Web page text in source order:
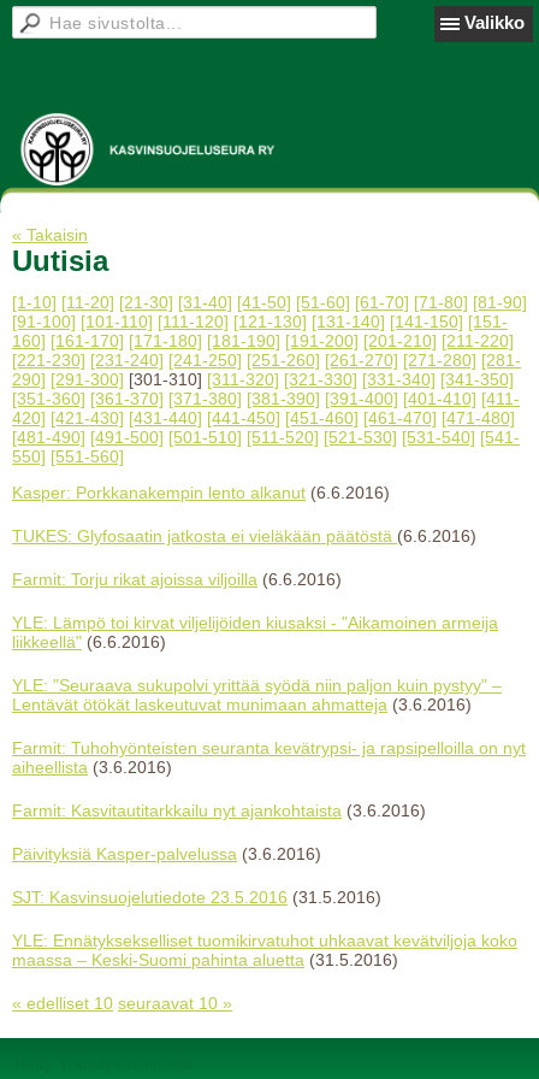
Valikko
« Takaisin
Uutisia
[1-10] [11-20] [21-30] [31-40] [41-50] [51-60] [61-70] [71-80] [81-90]
[91-100] [101-110] [111-120] [121-130] [131-140] [141-150] [151-
160] [161-170] [171-180] [181-190] [191-200] [201-210] [211-220]
[221-230] [231-240] [241-250] [251-260] [261-270] [271-280] [281-
290] [291-300] [301-310] [311-320] [321-330] [331-340] [341-350]
[351-360] [361-370] [371-380] [381-390] [391-400] [401-410] [411-
420] [421-430] [431-440] [441-450] [451-460] [461-470] [471-480]
[481-490] [491-500] [501-510] [511-520] [521-530] [531-540] [541-
550] [551-560]
Kasper: Porkkanakempin lento alkanut (6.6.2016)
TUKES: Glyfosaatin jatkosta ei vieläkään päätöstä (6.6.2016)
Farmit: Torju rikat ajoissa viljoilla (6.6.2016)
YLE: Lämpö toi kirvat viljelijöiden kiusaksi - "Aikamoinen armeija
liikkeellä" (6.6.2016)
YLE: "Seuraava sukupolvi yrittää syödä niin paljon kuin pystyy" –
Lentävät ötökät laskeutuvat munimaan ahmatteja (3.6.2016)
Farmit: Tuhohyönteisten seuranta kevätrypsi- ja rapsipelloilla on nyt
aiheellista (3.6.2016)
Farmit: Kasvitautitarkkailu nyt ajankohtaista (3.6.2016)
Päivityksiä Kasper-palvelussa (3.6.2016)
SJT: Kasvinsuojelutiedote 23.5.2016 (31.5.2016)
YLE: Ennätyksekselliset tuomikirvatuhot uhkaavat kevätviljoja koko
maassa – Keski-Suomi pahinta aluetta (31.5.2016)
« edelliset 10 seuraavat 10 »